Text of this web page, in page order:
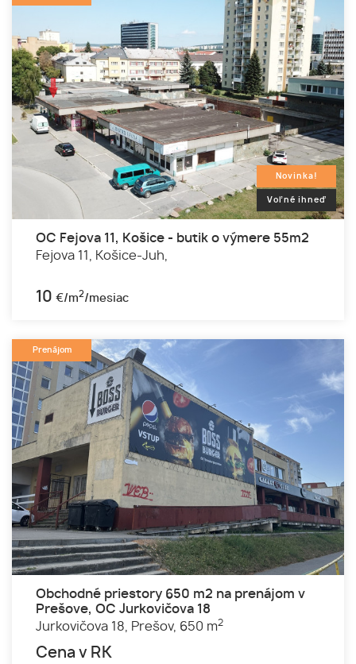
Novinka!
Voľné ihneď
OC Fejova 11, Košice - butik o výmere 55m2
Fejova 11,
Košice-Juh,
10 €/m2/mesiac
Prenájom
Obchodné priestory 650 m2 na prenájom v
Prešove, OC Jurkovičova 18
Jurkovičova 18,
Prešov, 650 m2
Cena v RK